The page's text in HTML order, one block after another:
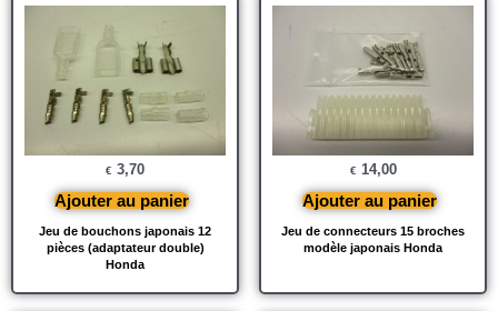
Jeu de bouchons japonais 12
pièces (adaptateur double)
Honda
€ 3,70
Ajouter au panier
Jeu de connecteurs 15 broches
modèle japonais Honda
€ 14,00
Ajouter au panier